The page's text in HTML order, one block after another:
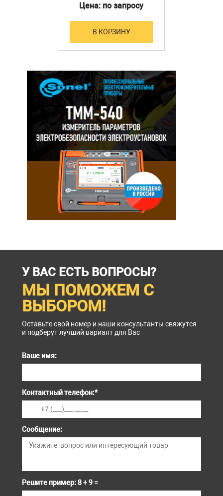
мощности
Цена: по запросу
В КОРЗИНУ
У ВАС ЕСТЬ ВОПРОСЫ?
МЫ ПОМОЖЕМ С
ВЫБОРОМ!
Оставьте свой номер и наши консультанты свяжутся
и подберут лучший вариант для Вас
Ваше имя:
Контактный телефон:*
Сообщение:
Решите пример: 8 + 9 =